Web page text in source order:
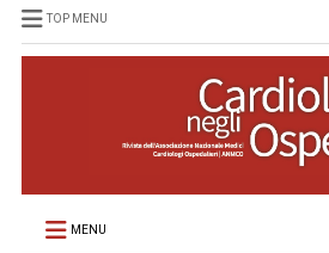
TOP MENU
MENU